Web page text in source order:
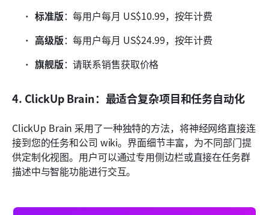
标准版：每用户每月 US$10.99，按年计费
高级版：每用户每月 US$24.99，按年计费
旗舰版：请联系销售获取价格
4. ClickUp Brain：最适合复杂项目和任务自动化
ClickUp Brain 采用了一种独特的方法，将神经网络直接连
接到您的任务和公司 wiki。界面细节丰富，为不同部门提
供定制化视图。用户可以通过专用侧边栏或直接在任务群
描述中与智能功能进行交互。